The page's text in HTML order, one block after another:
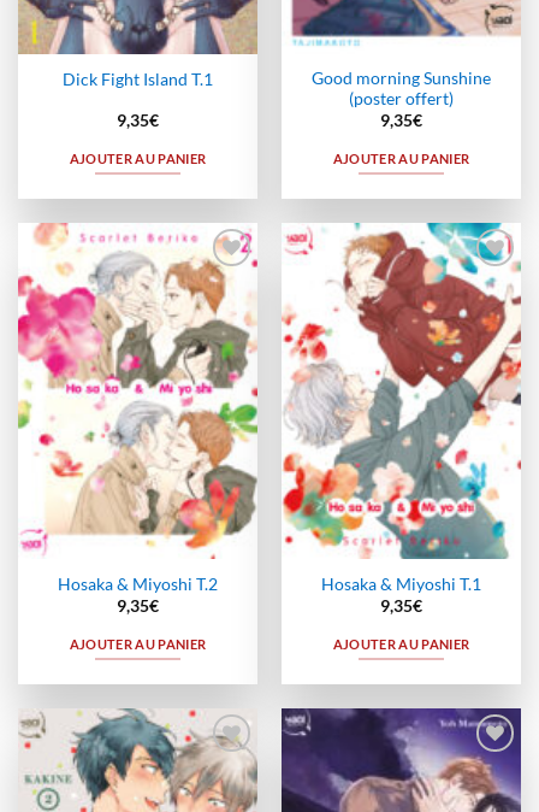
Dick Fight Island T.1
9,35€
AJOUTER AU PANIER
Good morning Sunshine
(poster offert)
9,35€
AJOUTER AU PANIER
Ajouter
à la
wishlist
Hosaka & Miyoshi T.2
9,35€
AJOUTER AU PANIER
Ajouter
à la
wishlist
Hosaka & Miyoshi T.1
9,35€
AJOUTER AU PANIER
Ajouter
à la
wishlist
Ajouter
à la
wishlist